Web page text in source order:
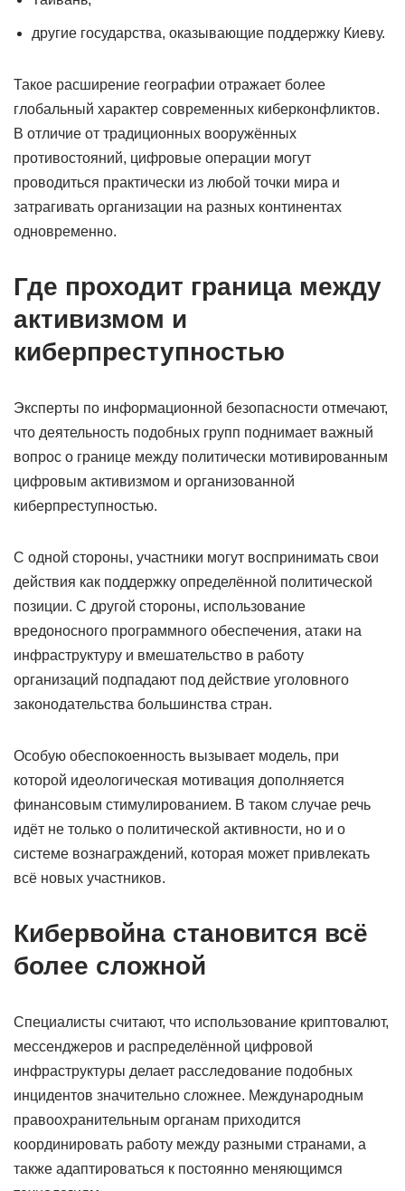
другие государства, оказывающие поддержку Киеву.
Такое расширение географии отражает более
глобальный характер современных киберконфликтов.
В отличие от традиционных вооружённых
противостояний, цифровые операции могут
проводиться практически из любой точки мира и
затрагивать организации на разных континентах
одновременно.
Где проходит граница между
активизмом и
киберпреступностью
Эксперты по информационной безопасности отмечают,
что деятельность подобных групп поднимает важный
вопрос о границе между политически мотивированным
цифровым активизмом и организованной
киберпреступностью.
С одной стороны, участники могут воспринимать свои
действия как поддержку определённой политической
позиции. С другой стороны, использование
вредоносного программного обеспечения, атаки на
инфраструктуру и вмешательство в работу
организаций подпадают под действие уголовного
законодательства большинства стран.
Особую обеспокоенность вызывает модель, при
которой идеологическая мотивация дополняется
финансовым стимулированием. В таком случае речь
идёт не только о политической активности, но и о
системе вознаграждений, которая может привлекать
всё новых участников.
Кибервойна становится всё
более сложной
Специалисты считают, что использование криптовалют,
мессенджеров и распределённой цифровой
инфраструктуры делает расследование подобных
инцидентов значительно сложнее. Международным
правоохранительным органам приходится
координировать работу между разными странами, а
также адаптироваться к постоянно меняющимся